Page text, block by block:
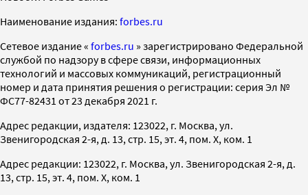
Наименование издания: forbes.ru
Cетевое издание « forbes.ru » зарегистрировано Федеральной
службой по надзору в сфере связи, информационных
технологий и массовых коммуникаций, регистрационный
номер и дата принятия решения о регистрации: серия Эл №
ФС77-82431 от 23 декабря 2021 г.
Адрес редакции, издателя: 123022, г. Москва, ул.
Звенигородская 2-я, д. 13, стр. 15, эт. 4, пом. X, ком. 1
Адрес редакции: 123022, г. Москва, ул. Звенигородская 2-я, д.
13, стр. 15, эт. 4, пом. X, ком. 1